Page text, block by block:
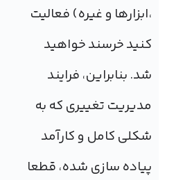
،ابزارها و غیره) فعالیت
کنید خرسند خواهید
شد. بنابراین، فرایند
مدیریت تغییری که به
شکلی کامل و کارآمد
پیاده سازی شده، قطعا